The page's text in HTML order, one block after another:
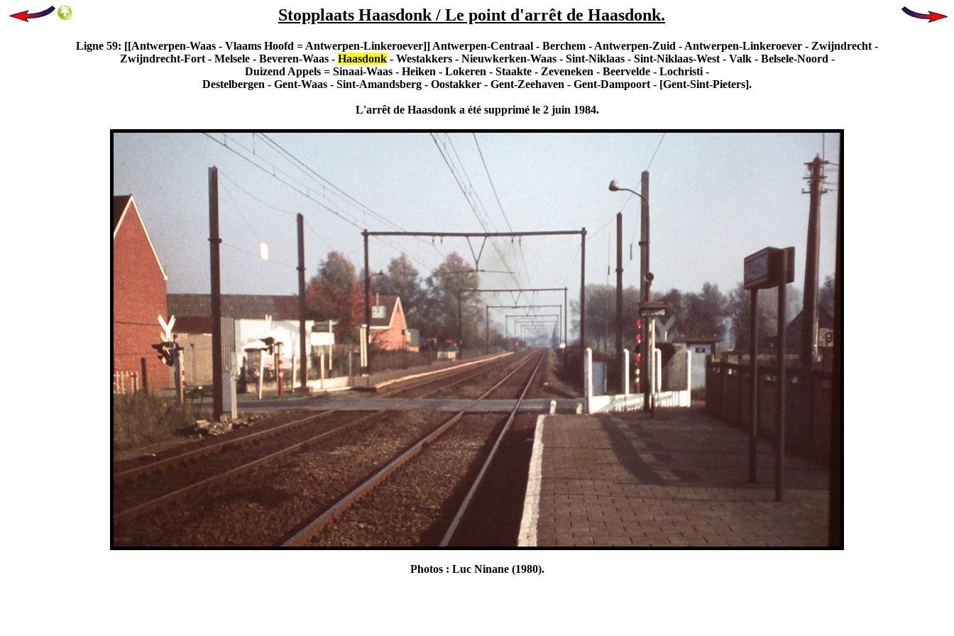
Stopplaats Haasdonk / Le point d'arrêt de Haasdonk.
Ligne 59: [[Antwerpen-Waas - Vlaams Hoofd = Antwerpen-Linkeroever]] Antwerpen-Centraal - Berchem - Antwerpen-Zuid - Antwerpen-Linkeroever - Zwijndrecht -
Zwijndrecht-Fort - Melsele - Beveren-Waas - Haasdonk- Westakkers - Nieuwkerken-Waas - Sint-Niklaas - Sint-Niklaas-West - Valk - Belsele-Noord -
Duizend Appels = Sinaai-Waas - Heiken - Lokeren - Staakte - Zeveneken - Beervelde - Lochristi -
Destelbergen - Gent-Waas - Sint-Amandsberg - Oostakker - Gent-Zeehaven - Gent-Dampoort - [Gent-Sint-Pieters].
L'arrêt de Haasdonk a été supprimé le 2 juin 1984.
Photos : Luc Ninane (1980).